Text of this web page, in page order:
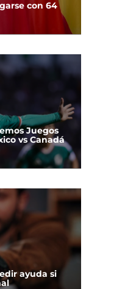
con 64
Juegos
vs Canadá
ayuda si